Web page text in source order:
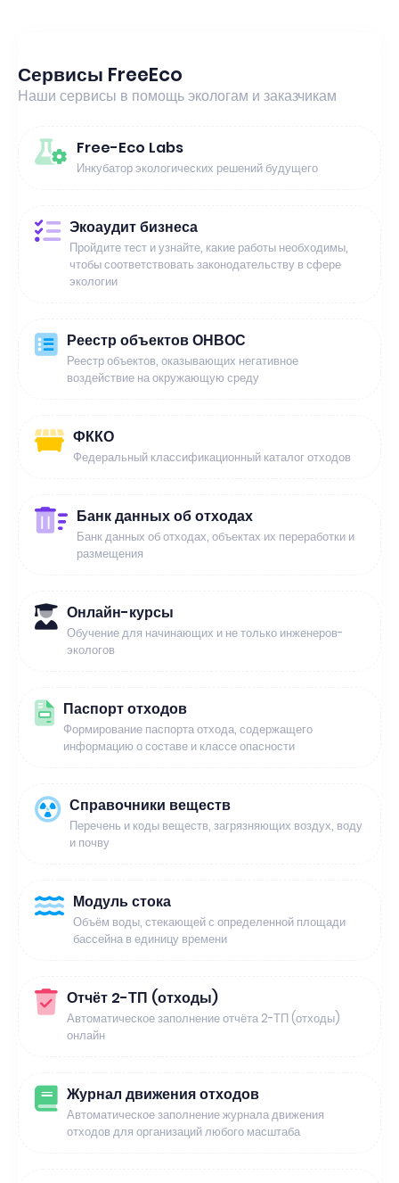
Сервисы FreeEco
Наши сервисы в помощь экологам и заказчикам
Free-Eco Labs
Инкубатор экологических решений будущего
Экоаудит бизнеса
Пройдите тест и узнайте, какие работы необходимы,
чтобы соответствовать законодательству в сфере
экологии
Реестр объектов ОНВОС
Реестр объектов, оказывающих негативное
воздействие на окружающую среду
ФККО
Федеральный классификационный каталог отходов
Банк данных об отходах
Банк данных об отходах, объектах их переработки и
размещения
Онлайн-курсы
Обучение для начинающих и не только инженеров-
экологов
Паспорт отходов
Формирование паспорта отхода, содержащего
информацию о составе и классе опасности
Справочники веществ
Перечень и коды веществ, загрязняющих воздух, воду
и почву
Модуль стока
Объём воды, стекающей с определенной площади
бассейна в единицу времени
Отчёт 2-ТП (отходы)
Автоматическое заполнение отчёта 2-ТП (отходы)
онлайн
Журнал движения отходов
Автоматическое заполнение журнала движения
отходов для организаций любого масштаба